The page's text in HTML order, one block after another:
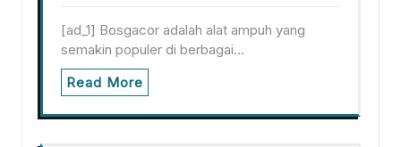
[ad_1] Bosgacor adalah alat ampuh yang
semakin populer di berbagai…
Read More